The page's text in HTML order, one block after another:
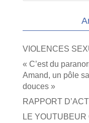
VIOLENCES
« C’est du
Amand, un pôle
douces »
RAPPORT
LE